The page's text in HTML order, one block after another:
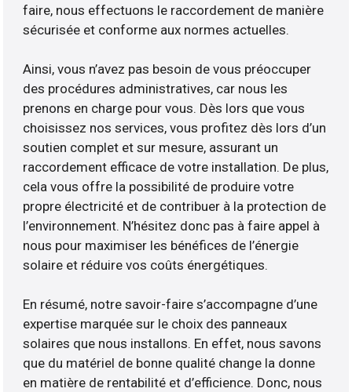
faire, nous effectuons le raccordement de manière
sécurisée et conforme aux normes actuelles.
Ainsi, vous n’avez pas besoin de vous préoccuper
des procédures administratives, car nous les
prenons en charge pour vous. Dès lors que vous
choisissez nos services, vous profitez dès lors d’un
soutien complet et sur mesure, assurant un
raccordement efficace de votre installation. De plus,
cela vous offre la possibilité de produire votre
propre électricité et de contribuer à la protection de
l’environnement. N’hésitez donc pas à faire appel à
nous pour maximiser les bénéfices de l’énergie
solaire et réduire vos coûts énergétiques.
En résumé, notre savoir-faire s’accompagne d’une
expertise marquée sur le choix des panneaux
solaires que nous installons. En effet, nous savons
que du matériel de bonne qualité change la donne
en matière de rentabilité et d’efficience. Donc, nous